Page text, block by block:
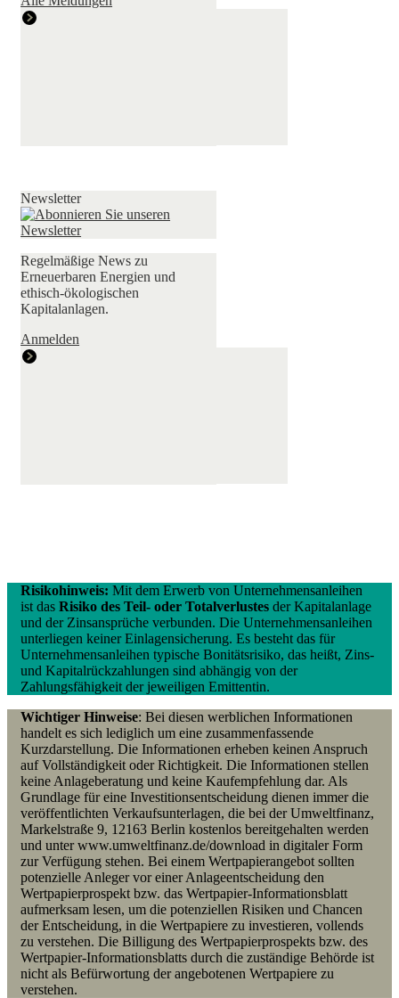
Newsletter
Regelmäßige News zu
Erneuerbaren Energien und
ethisch-ökologischen
Kapitalanlagen.
Anmelden
Risikohinweis: Mit dem Erwerb von Unternehmensanleihen
ist das Risiko des Teil- oder Totalverlustes der Kapitalanlage
und der Zinsansprüche verbunden. Die Unternehmensanleihen
unterliegen keiner Einlagensicherung. Es besteht das für
Unternehmensanleihen typische Bonitätsrisiko, das heißt, Zins-
und Kapitalrückzahlungen sind abhängig von der
Zahlungsfähigkeit der jeweiligen Emittentin.
Wichtiger Hinweise: Bei diesen werblichen Informationen
handelt es sich lediglich um eine zusammenfassende
Kurzdarstellung. Die Informationen erheben keinen Anspruch
auf Vollständigkeit oder Richtigkeit. Die Informationen stellen
keine Anlageberatung und keine Kaufempfehlung dar. Als
Grundlage für eine Investitionsentscheidung dienen immer die
veröffentlichten Verkaufsunterlagen, die bei der Umweltfinanz,
Markelstraße 9, 12163 Berlin kostenlos bereitgehalten werden
und unter www.umweltfinanz.de/download in digitaler Form
zur Verfügung stehen. Bei einem Wertpapierangebotsollten
potenzielle Anleger vor einer Anlageentscheidung den
Wertpapierprospekt bzw. das Wertpapier-Informationsblatt
aufmerksam lesen, um die potenziellen Risiken und Chancen
der Entscheidung, in die Wertpapiere zu investieren, vollends
zu verstehen. Die Billigung des Wertpapierprospekts bzw. des
Wertpapier-Informationsblatts durch die zuständige Behörde ist
nicht als Befürwortung der angebotenen Wertpapiere zu
verstehen.